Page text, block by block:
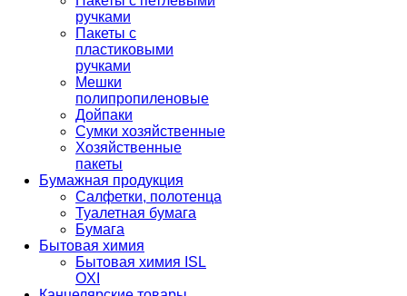
ручками
Пакеты с
пластиковыми
ручками
Мешки
полипропиленовые
Дойпаки
Сумки хозяйственные
Хозяйственные
пакеты
Бумажная продукция
Салфетки, полотенца
Туалетная бумага
Бумага
Бытовая химия
Бытовая химия ISL
OXI